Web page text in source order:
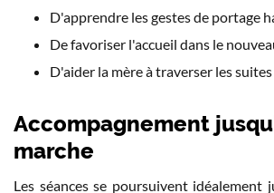
D'apprendre les gestes de portage
De favoriser l'accueil dans le
D'aider la mère à traverser les
Accompagnement
marche
Les séances se poursuivent idéalement